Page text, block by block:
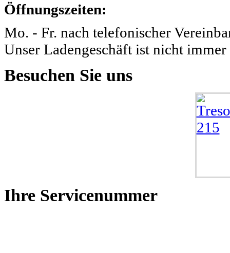
Öffnungszeiten:
Mo. - Fr. nach telefonischer
Unser Ladengeschäft ist nicht immer
Besuchen Sie uns
Ihre Servicenummer